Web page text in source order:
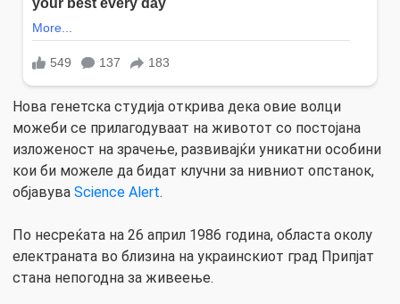
Нова генетска студија открива дека овие волци
можеби се прилагодуваат на животот со постојана
изложеност на зрачење, развивајќи уникатни особини
кои би можеле да бидат клучни за нивниот опстанок,
објавува Science Alert.
По несреќата на 26 април 1986 година, областа околу
електраната во близина на украинскиот град Припјат
стана непогодна за живеење.